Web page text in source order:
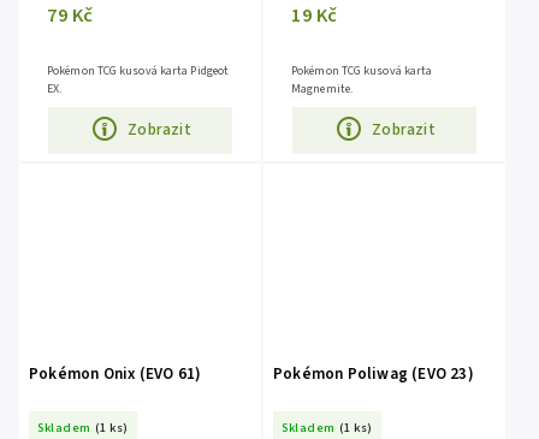
79 Kč
Zobrazit
Pokémon TCG kusová karta Pidgeot
EX.
19 Kč
Zobrazit
Pokémon TCG kusová karta
Magnemite.
Pokémon Onix (EVO 61)
Skladem (1 ks)
Pokémon Poliwag (EVO 23)
Skladem (1 ks)